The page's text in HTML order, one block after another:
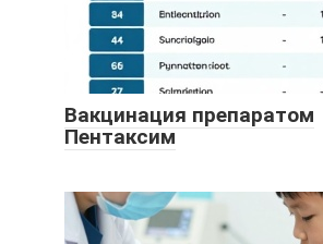
Вакцинация препаратом
Пентаксим